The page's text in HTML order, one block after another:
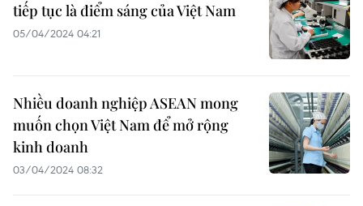
tiếp tục là điểm sáng của Việt Nam
05/04/2024 04:21
Nhiều doanh nghiệp ASEAN mong
muốn chọn Việt Nam để mở rộng
kinh doanh
03/04/2024 08:32